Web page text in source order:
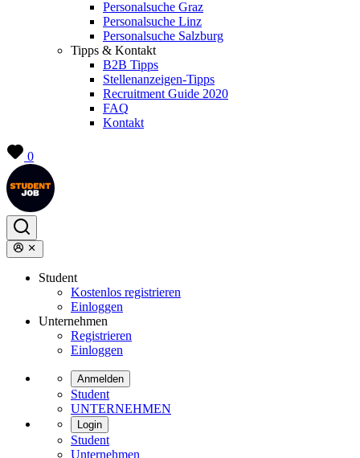
Personalsuche Graz
Personalsuche Linz
Personalsuche Salzburg
Tipps & Kontakt
B2B Tipps
Stellenanzeigen-Tipps
Recruitment Guide 2020
FAQ
Kontakt
0
Student
Kostenlos registrieren
Einloggen
Unternehmen
Registrieren
Einloggen
Anmelden
Student
UNTERNEHMEN
Login
Student
Unternehmen